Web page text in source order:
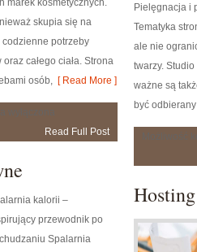
marek kosmetycznych.
skupia się na
potrzeby
całego ciała. Strona
osób, [ Read More ]
Read Full Post
Pielęgnacja i
Tematyka
ale nie
twarzy.
ważne są
być
kalorii –
przewodnik po
Spalarnia